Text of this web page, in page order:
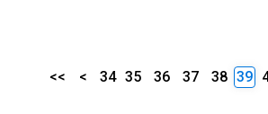
<< < 34 35 36 37 38 39